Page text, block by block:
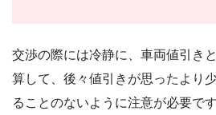
交渉の際には冷静に、車両値引き
算して、後々値引きが思ったより
ることのないように注意が必要です